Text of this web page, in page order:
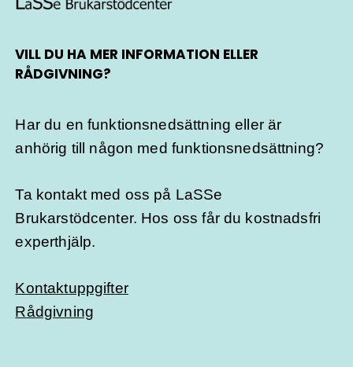
VILL DU HA MER INFORMATION ELLER
RÅDGIVNING?
Har du en funktionsnedsättning eller är
anhörig till någon med funktionsnedsättning?
Ta kontakt med oss på LaSSe
Brukarstödcenter. Hos oss får du kostnadsfri
experthjälp.
Kontaktuppgifter
Rådgivning